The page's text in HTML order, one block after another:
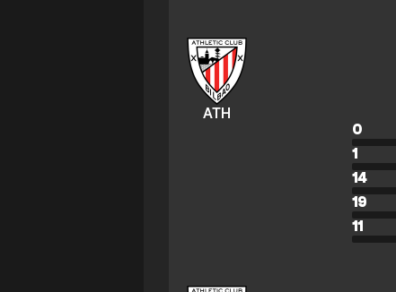
ATH
0
1
14
19
11